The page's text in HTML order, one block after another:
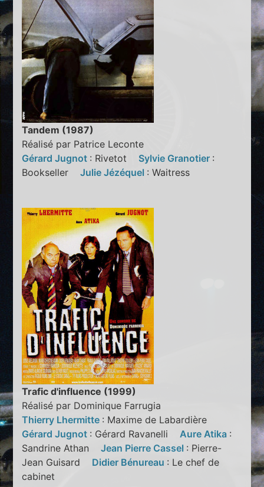
Tandem (1987)
Réalisé par Patrice Leconte
Gérard Jugnot : Rivetot Sylvie Granotier :
BooksellerJulie Jézéquel : Waitress
Trafic d'influence (1999)
Réalisé par Dominique Farrugia
Thierry Lhermitte : Maxime de Labardière
Gérard Jugnot : Gérard Ravanelli Aure Atika :
Sandrine AthanJean Pierre Cassel : Pierre-
Jean Guisard Didier Bénureau : Le chef de
cabinet